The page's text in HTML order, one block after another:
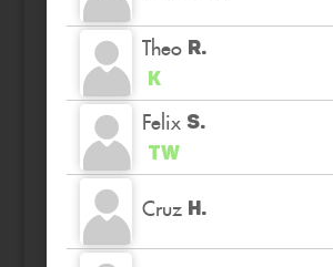
Theo R.
K
Felix S.
TW
Cruz H.